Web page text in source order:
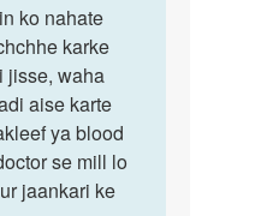
ko nahate
karke
jisse, waha
aise karte
ya blood
se mill lo
jaankari ke